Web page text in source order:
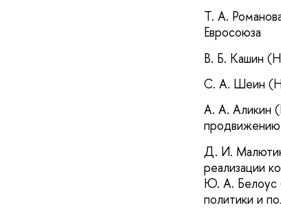
Т. А.
Евросоюза
В. Б. Кашин
С. А. Шеин
А. А. Аликин
продвижению
Д. И.
реализации
Ю. А. Белоус
политики и